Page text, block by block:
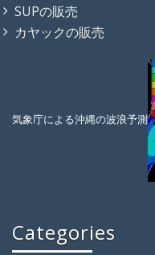
SUPの販売
カヤックの販売
気象庁による沖縄の波浪予測
Categories